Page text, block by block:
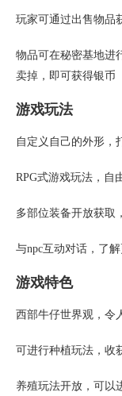
玩家可通过出售物品
物品可在秘密基地进
卖掉，即可获得银币
游戏玩法
自定义自己的外形，
RPG式游戏玩法，自
多部位装备开放获取
与npc互动对话，了
游戏特色
西部牛仔世界观，令
可进行种植玩法，收
养殖玩法开放，可以